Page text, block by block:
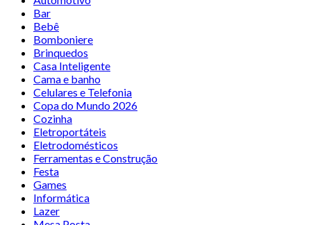
Bar
Bebê
Bomboniere
Brinquedos
Casa Inteligente
Cama e banho
Celulares e Telefonia
Copa do Mundo 2026
Cozinha
Eletroportáteis
Eletrodomésticos
Ferramentas e Construção
Festa
Games
Informática
Lazer